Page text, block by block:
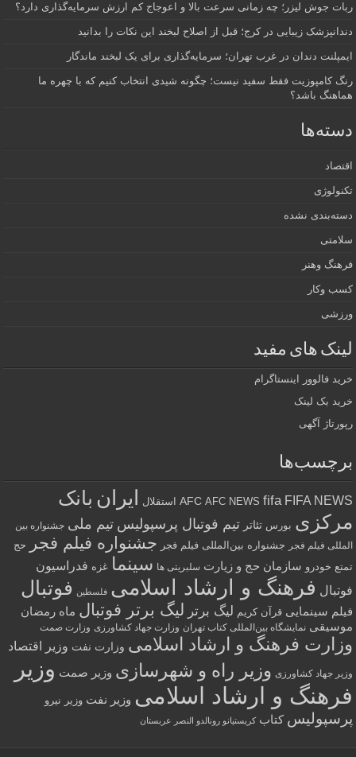
ربات جوش لیزر؛ چه زمانی سرعت بالا و اعوجاج کم ارزش سرمایه‌گذاری دارد؟
دندانپزشک زیبایی در کرج؛ قبل از اصلاح لبخند این نکات را بدانید
ایمپلنت دندان در غرب تهران؛ سرمایه‌گذاری برای یک لبخند ماندگار
رنگ کامپوزیت فقط سفید نیست؛ چگونه شیدی انتخاب کنیم که با چهره ما
هماهنگ باشد؟
دسته‌ها
اقتصاد
تکنولوژی
دسته‌بندی نشده
سلامتی
فرهنگ وهنر
کسب وکار
ورزشی
لینک های مفید
خرید فالوور اینستاگرام
خرید بک لینک
رپورتاژ آگهی
برچسب‌ها
AFC AFC NEWS fifa FIFA NEWS استقلال ایران بانک
مرکزی بورس تئاتر تیم فوتبال پرسپولیس تیم ملی جشنواره بین
المللی فیلم فجر جشنواره بین‌المللی فیلم فجر جشنواره فیلم فجر
حج
تمتع خودرو سازمان حج و زیارت سلبریتی ها سینما غزه فدراسیون
فوتبال فرهنگ و ارشاد اسلامی فلسطین فوتبال
فیلم سینمایی قرآن کریم لیگ برتر لیگ برتر فوتبال ماه رمضان
موسیقی نمایشگاه بین‌المللی کتاب تهران وزارت جهاد کشاورزی وزارت صمت
وزارت فرهنگ و ارشاد اسلامی وزارت نفت وزیر اقتصاد
وزیر جهاد کشاورزی وزیر راه و شهرسازی وزیر صمت وزیر
فرهنگ و ارشاد اسلامی وزیر نفت وزیر نیرو
پرسپولیس کتاب کریستیانو رونالدو النصر عربستان